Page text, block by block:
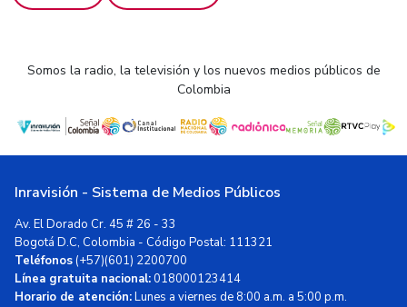
Somos la radio, la televisión y los nuevos medios públicos de
Colombia
Inravisión - Sistema de Medios Públicos
Av. El Dorado Cr. 45 # 26 - 33
Bogotá D.C, Colombia - Código Postal: 111321
Teléfonos(+57)(601) 2200700
Línea gratuita nacional:018000123414
Horario de atención:Lunes a viernes de 8:00 a.m. a 5:00 p.m.